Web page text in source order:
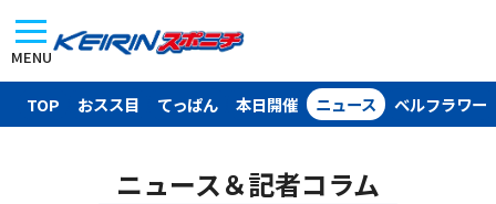
MENU
TOP おスス目 てっぱん 本日開催 ニュース ベルフラワー
ニュース＆記者コラム